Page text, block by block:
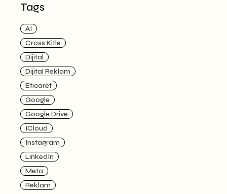
Tags
AI
Cross Kitle
Dijital
Dijital Reklam
Eticaret
Google
Google Drive
ICloud
Instagram
LinkedIn
Meta
Reklam